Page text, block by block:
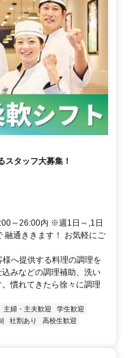
スタッフ大募集！
～26:00内 ※週1日～,1日
融通ききます！ お気軽にご
へ提供する料理の調理を
みなどの調理補助、洗い
慣れてきたら徐々に調理
主婦・主夫歓迎
学生歓迎
社割あり
高校生歓迎